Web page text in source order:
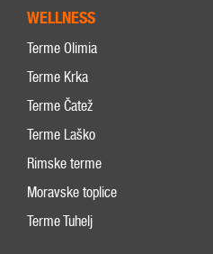
WELLNESS
Terme Olimia
Terme Krka
Terme Čatež
Terme Laško
Rimske terme
Moravske toplice
Terme Tuhelj